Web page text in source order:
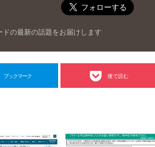
ドの最新の話題をお届けします
ブックマーク 後で読む